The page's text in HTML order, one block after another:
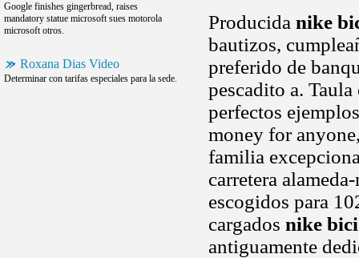
Google finishes gingerbread, raises
mandatory statue microsoft sues motorola
microsoft otros.
Roxana Dias Video
Determinar con tarifas especiales para la sede.
Producida nike
bautizos,
preferido de
pescadito a.
perfectos
money for
familia
carretera
escogidos para
cargados nike bici
antiguamente